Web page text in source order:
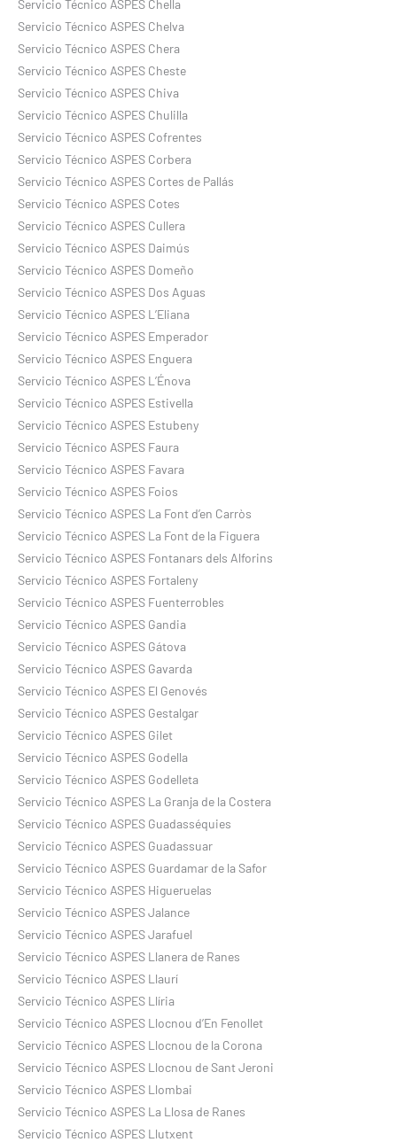
Servicio Técnico ASPES Chella
Servicio Técnico ASPES Chelva
Servicio Técnico ASPES Chera
Servicio Técnico ASPES Cheste
Servicio Técnico ASPES Chiva
Servicio Técnico ASPES Chulilla
Servicio Técnico ASPES Cofrentes
Servicio Técnico ASPES Corbera
Servicio Técnico ASPES Cortes de Pallás
Servicio Técnico ASPES Cotes
Servicio Técnico ASPES Cullera
Servicio Técnico ASPES Daimús
Servicio Técnico ASPES Domeño
Servicio Técnico ASPES Dos Aguas
Servicio Técnico ASPES L’Eliana
Servicio Técnico ASPES Emperador
Servicio Técnico ASPES Enguera
Servicio Técnico ASPES L’Énova
Servicio Técnico ASPES Estivella
Servicio Técnico ASPES Estubeny
Servicio Técnico ASPES Faura
Servicio Técnico ASPES Favara
Servicio Técnico ASPES Foios
Servicio Técnico ASPES La Font d’en Carròs
Servicio Técnico ASPES La Font de la Figuera
Servicio Técnico ASPES Fontanars dels Alforins
Servicio Técnico ASPES Fortaleny
Servicio Técnico ASPES Fuenterrobles
Servicio Técnico ASPES Gandia
Servicio Técnico ASPES Gátova
Servicio Técnico ASPES Gavarda
Servicio Técnico ASPES El Genovés
Servicio Técnico ASPES Gestalgar
Servicio Técnico ASPES Gilet
Servicio Técnico ASPES Godella
Servicio Técnico ASPES Godelleta
Servicio Técnico ASPES La Granja de la Costera
Servicio Técnico ASPES Guadasséquies
Servicio Técnico ASPES Guadassuar
Servicio Técnico ASPES Guardamar de la Safor
Servicio Técnico ASPES Higueruelas
Servicio Técnico ASPES Jalance
Servicio Técnico ASPES Jarafuel
Servicio Técnico ASPES Llanera de Ranes
Servicio Técnico ASPES Llaurí
Servicio Técnico ASPES Llíria
Servicio Técnico ASPES Llocnou d’En Fenollet
Servicio Técnico ASPES Llocnou de la Corona
Servicio Técnico ASPES Llocnou de Sant Jeroni
Servicio Técnico ASPES Llombai
Servicio Técnico ASPES La Llosa de Ranes
Servicio Técnico ASPES Llutxent